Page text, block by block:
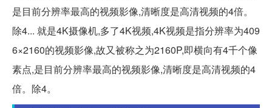
是目前分辨率最高的视频影像,清晰度是高清视频的4倍。
除4... 就是4K摄像机,多了4K视频,4K视频是指分辨率为409
6×2160的视频影像,故又被称之为2160P,即横向有4千个像
素点,是目前分辨率最高的视频影像,清晰度是高清视频的4
倍。除4。